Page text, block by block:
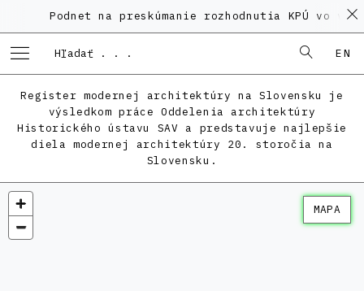
Podnet na preskúmanie rozhodnutia KPÚ vo veci
EN
Register modernej architektúry na Slovensku je
výsledkom práce Oddelenia architektúry
Historického ústavu SAV a predstavuje najlepšie
diela modernej architektúry 20. storočia na
Slovensku.
MAPA